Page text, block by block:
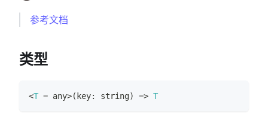
参考文档
类型
<T = any>( key: string) => T